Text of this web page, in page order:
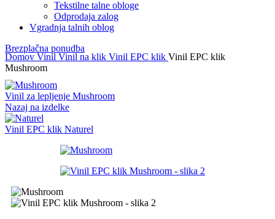
Tekstilne talne obloge
Odprodaja zalog
Vgradnja talnih oblog
Brezplačna ponudba
Domov Vinil Vinil na klik Vinil EPC klik Vinil EPC klik
Mushroom
Vinil za lepljenje Mushroom
Nazaj na izdelke
Vinil EPC klik Naturel